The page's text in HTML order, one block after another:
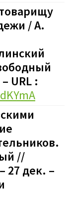
/ А.
URL :
//
27 дек. –